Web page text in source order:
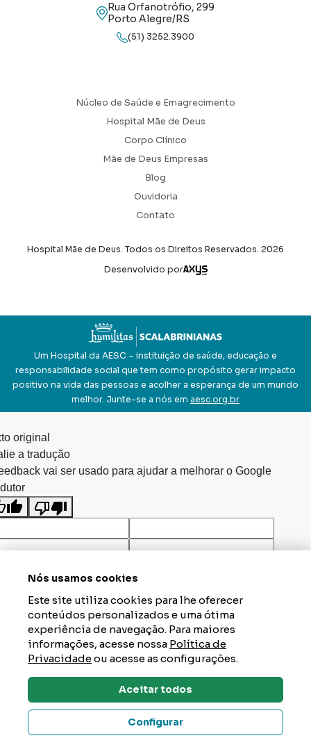
Rua Orfanotrófio, 299
Porto Alegre/RS
(51) 3252.3900
Núcleo de Saúde e Emagrecimento
Hospital Mãe de Deus
Corpo Clínico
Mãe de Deus Empresas
Blog
Ouvidoria
Contato
Hospital Mãe de Deus. Todos os Direitos Reservados. 2026
Desenvolvido por
Axysweb
Um Hospital da AESC – instituição de saúde, educação e
responsabilidade social que tem como propósito gerar impacto
positivo na vida das pessoas e acolher a esperança de um mundo
melhor. Junte-se a nós em aesc.org.br
Dúvidas? Tire Aqui
Nós usamos cookies
Este site utiliza cookies para lhe oferecer
conteúdos personalizados e uma ótima
experiência de navegação. Para maiores
informações, acesse nossa Política de
Privacidadeou acesse as configurações.
Aceitar todos
Configurar
original
a tradução
vai ser usado para ajudar a melhorar o Google